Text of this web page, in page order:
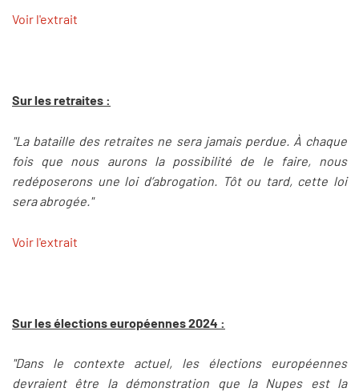
Voir l'extrait
Sur les retraites :
"La bataille des retraites ne sera jamais perdue. À chaque
fois que nous aurons la possibilité de le faire, nous
redéposerons une loi d’abrogation. Tôt ou tard, cette loi
sera abrogée."
Voir l'extrait
Sur les élections européennes 2024 :
"Dans le contexte actuel, les élections européennes
devraient être la démonstration que la Nupes est la